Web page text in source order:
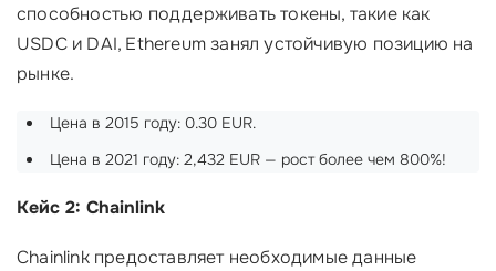
способностью поддерживать токены, такие как
USDC и DAI, Ethereum занял устойчивую позицию на
рынке.
Цена в 2015 году: 0.30 EUR.
Цена в 2021 году: 2,432 EUR — рост более чем 800%!
Кейс 2: Chainlink
Chainlink предоставляет необходимые данные